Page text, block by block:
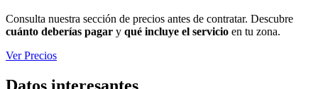
Consulta nuestra sección de precios antes de contratar. Descubre
cuánto deberías pagar y qué incluye el servicio en tu zona.
Ver Precios